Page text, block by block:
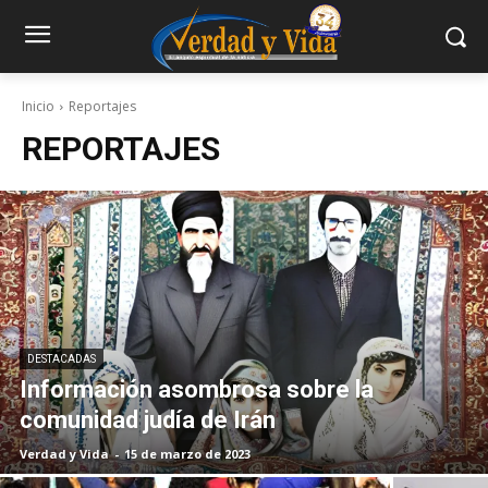
Inicio Reportajes
REPORTAJES
DESTACADAS
Información asombrosa sobre la
comunidad judía de Irán
Verdad y Vida - 15 de marzo de 2023